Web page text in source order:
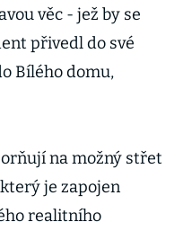
věc - jež by se
přivedl do své
Bílého domu,
na možný střet
je zapojen
realitního